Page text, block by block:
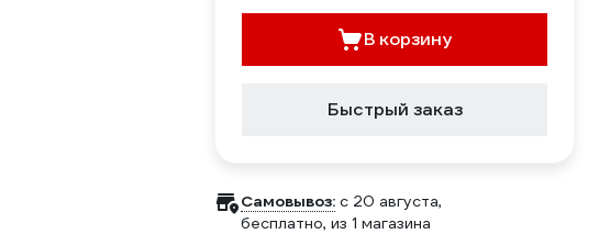
В корзину
Быстрый заказ
Самовывоз: c 20 августа,
бесплатно, из 1 магазина